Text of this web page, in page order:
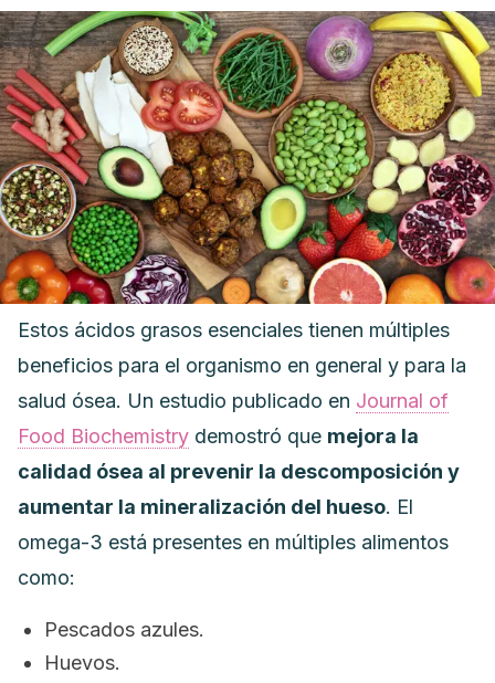
Estos ácidos grasos esenciales tienen múltiples
beneficios para el organismo en general y para la
salud ósea. Un estudio publicado en Journal of
Food Biochemistry demostró que mejora la
calidad ósea al prevenir la descomposición y
aumentar la mineralización del hueso. El
omega-3 está presentes en múltiples alimentos
como:
Pescados azules.
Huevos.